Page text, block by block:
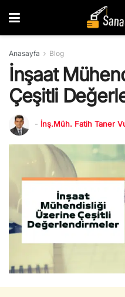
Anasayfa Blog
İnşaat
Çeşitli
- İnş.Müh. Fatih Taner